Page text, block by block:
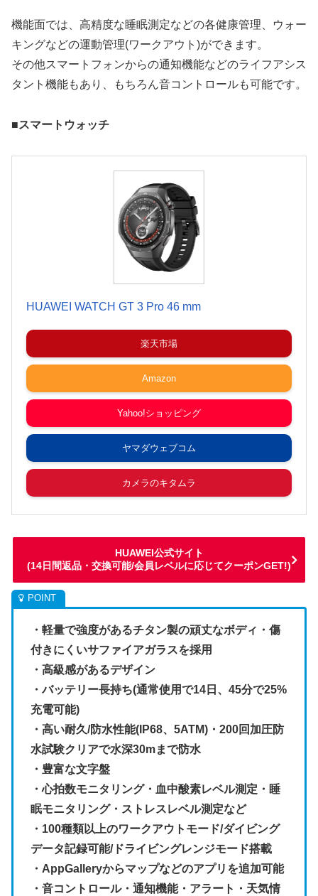
機能面では、高精度な睡眠測定などの各健康管理、ウォー
キングなどの運動管理(ワークアウト)ができます。
その他スマートフォンからの通知機能などのライフアシス
タント機能もあり、もちろん音コントロールも可能です。
■スマートウォッチ
HUAWEI WATCH GT 3 Pro 46 mm
楽天市場
Amazon
Yahoo!ショッピング
ヤマダウェブコム
カメラのキタムラ
HUAWEI公式サイト
(14日間返品・交換可能/会員レベルに応じてクーポンGET!)
・軽量で強度があるチタン製の頑丈なボディ・傷
付きにくいサファイアガラスを採用
・高級感があるデザイン
・バッテリー長持ち(通常使用で14日、45分で25%
充電可能)
・高い耐久/防水性能(IP68、5ATM)・200回加圧防
水試験クリアで水深30mまで防水
・豊富な文字盤
・心拍数モニタリング・血中酸素レベル測定・睡
眠モニタリング・ストレスレベル測定など
・100種類以上のワークアウトモード/ダイビング
データ記録可能/ドライビングレンジモード搭載
・AppGalleryからマップなどのアプリを追加可能
・音コントロール・通知機能・アラート・天気情